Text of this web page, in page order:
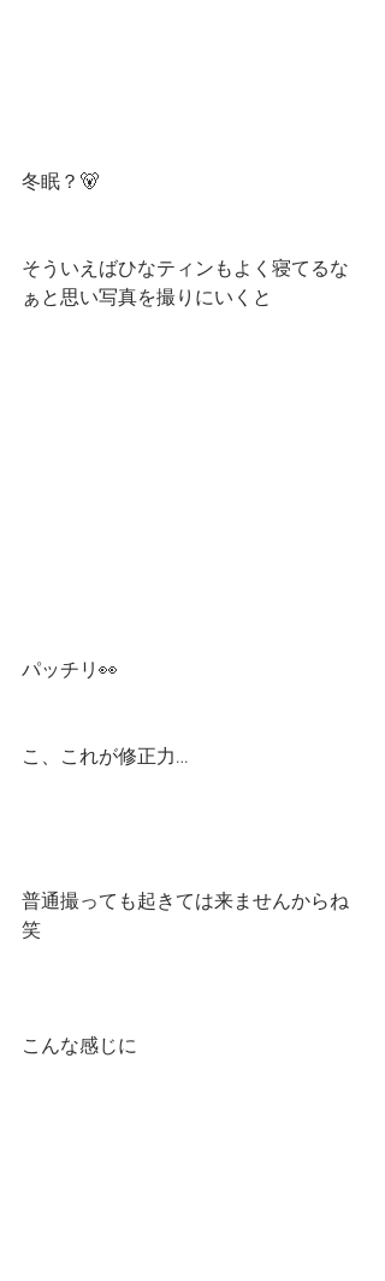
冬眠？🐻
そういえばひなティンもよく寝てるな
ぁと思い写真を撮りにいくと
パッチリ👀
こ、これが修正力…
普通撮っても起きては来ませんからね
笑
こんな感じに